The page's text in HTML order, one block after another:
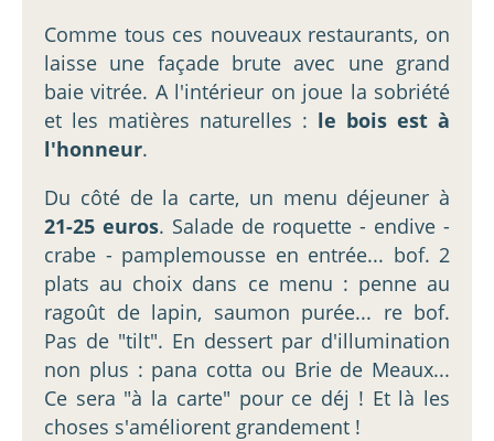
Comme tous ces nouveaux restaurants, on
laisse une façade brute avec une grand
baie vitrée. A l'intérieur on joue la sobriété
et les matières naturelles : le bois est à
l'honneur.
Du côté de la carte, un menu déjeuner à
21-25 euros. Salade de roquette - endive -
crabe - pamplemousse en entrée... bof. 2
plats au choix dans ce menu : penne au
ragoût de lapin, saumon purée... re bof.
Pas de "tilt". En dessert par d'illumination
non plus : pana cotta ou Brie de Meaux...
Ce sera "à la carte" pour ce déj ! Et là les
choses s'améliorent grandement !